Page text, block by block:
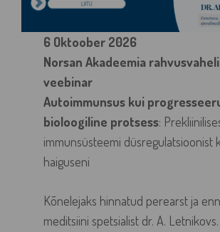
6 Oktoober 2026
Norsan Akadeemia
veebinar
Autoimmunsus kui
bioloogiline protsess:
immunsüsteemi düsregulatsioonist
haiguseni
Kõnelejaks hinnatud perearst ja
meditsiini spetsialist dr. A.